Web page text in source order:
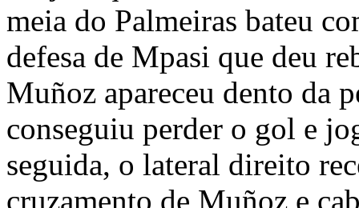
meia do Palmeiras bateu
defesa de Mpasi que deu
Muñoz apareceu dento da
conseguiu perder o gol e
seguida, o lateral direito
cruzamento de Muñoz e